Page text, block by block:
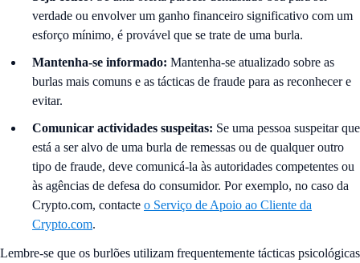
verdade ou envolver um ganho financeiro significativo com um
esforço mínimo, é provável que se trate de uma burla.
Mantenha-se informado: Mantenha-se atualizado sobre as
burlas mais comuns e as tácticas de fraude para as reconhecer e
evitar.
Comunicar actividades suspeitas: Se uma pessoa suspeitar que
está a ser alvo de uma burla de remessas ou de qualquer outro
tipo de fraude, deve comunicá-la às autoridades competentes ou
às agências de defesa do consumidor. Por exemplo, no caso da
Crypto.com, contacte o Serviço de Apoio ao Cliente da
Crypto.com.
Lembre-se que os burlões utilizam frequentemente tácticas psicológicas